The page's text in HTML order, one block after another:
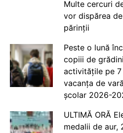
Multe cercuri
vor dispărea
părinții
Peste o lună
copiii de
activitățile pe
vacanța de
școlar 2026-
ULTIMĂ ORĂ
medalii de aur,